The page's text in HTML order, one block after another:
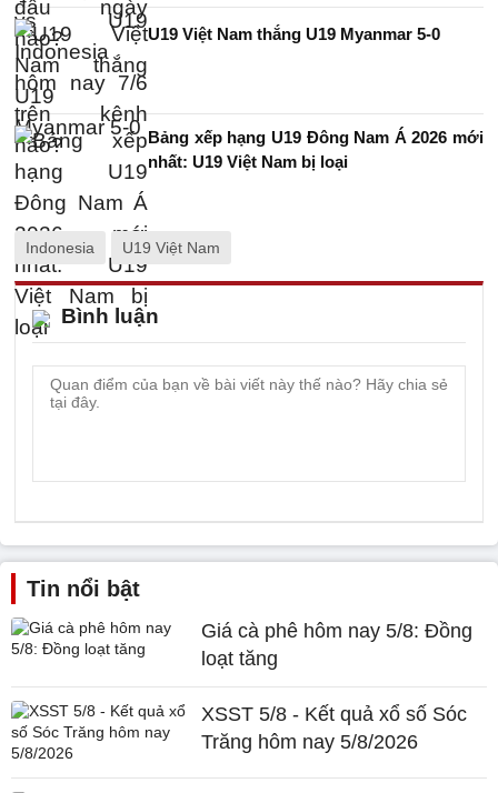
U19 Việt Nam thắng U19 Myanmar 5-0
Bảng xếp hạng U19 Đông Nam Á 2026 mới
nhất: U19 Việt Nam bị loại
Indonesia U19 Việt Nam
Bình luận
Tin nổi bật
Giá cà phê hôm nay 5/8: Đồng
loạt tăng
XSST 5/8 - Kết quả xổ số Sóc
Trăng hôm nay 5/8/2026